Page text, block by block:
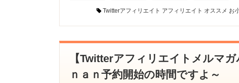
Twitterアフィリエイト アフィリエイト オススメ お
【Twitterアフィリエイトメルマ
ｎａｎ予約開始の時間ですよ～